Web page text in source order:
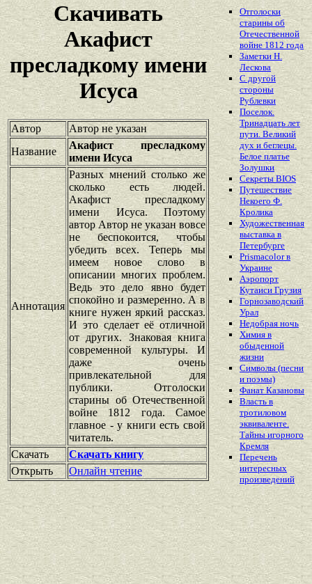
Скачивать
Акафист
пресладкому имени
Исуса
Автор
Автор не указан
Название
Акафист пресладкому
имени Исуса
Аннотация
Разных мнений столько же
сколько есть людей.
Акафист пресладкому
имени Исуса. Поэтому
автор Автор не указан вовсе
не беспокоится, чтобы
убедить всех. Теперь мы
имеем новое слово в
описании многих проблем.
Ведь это дело явно будет
спокойно и размеренно. А в
книге нужен яркий рассказ.
И это сделает её отличной
от других. Знаковая книга
современной культуры. И
даже очень
привлекательной для
публики. Отголоски
старины об Отечественной
войне 1812 года. Самое
главное - у книги есть свой
читатель.
Скачать
Скачать книгу
Открыть
Онлайн чтение
Отголоски
старины об
Отечественной
войне 1812 года
Заметки Н.
Лескова
С другой
стороны
Рублевки
Поселок.
Тринадцать лет
пути. Великий
дух и беглецы.
Белое платье
Золушки
Секреты BIOS
Путешествие
Некоего Ф.
Кролика
Художественная
выставка в
Петербурге
Prismacolor в
Украине
Аэропорт
Кутаиси Грузия
Горнозаводский
Урал
Недобрая ночь
Химия в
обыденной
жизни
Символы (песни
и поэмы)
Фанат Казановы
Власть в
тротиловом
эквиваленте.
Тайны игорного
Кремля
Перечень
интересных
произведений